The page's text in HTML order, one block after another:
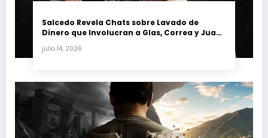
Salcedo Revela Chats sobre Lavado de
Dinero que Involucran a Glas, Correa y Juan
julio 14, 2026